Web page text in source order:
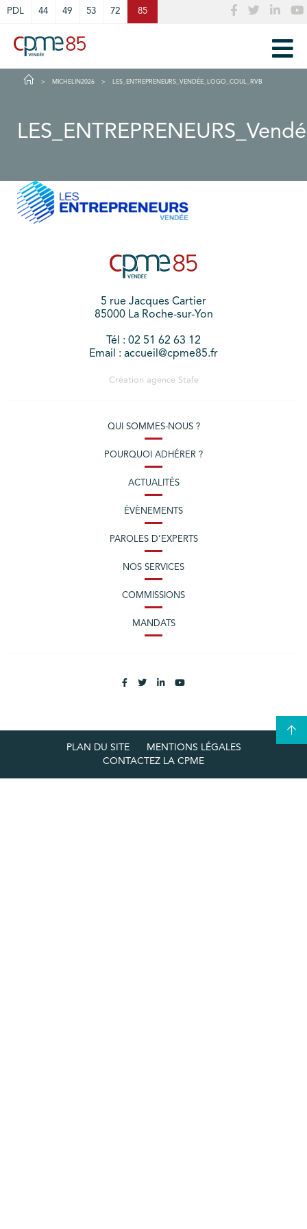
PDL 44 49 53 72 85
MICHELIN2026 LES_ENTREPRENEURS_VENDÉE_LOGO_COUL_RVB
5 rue Jacques Cartier
85000 La Roche-sur-Yon
Tél : 02 51 62 63 12
Email : accueil@cpme85.fr
Création agence Stafe
QUI SOMMES-NOUS ?
POURQUOI ADHÉRER ?
ACTUALITÉS
ÉVÈNEMENTS
PAROLES D’EXPERTS
NOS SERVICES
COMMISSIONS
MANDATS
PLAN DU SITE
MENTIONS LÉGALES
CONTACTEZ LA CPME
Cookies management panel